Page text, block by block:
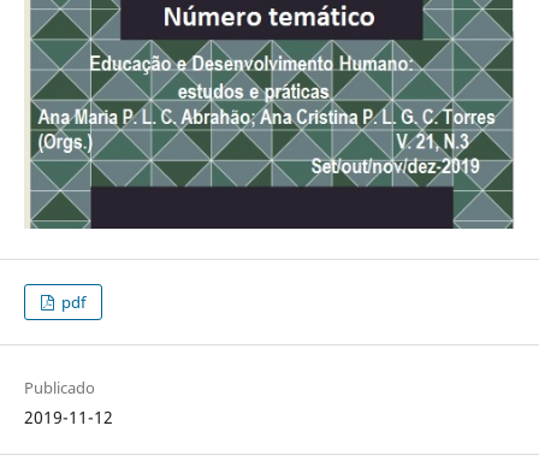
pdf
Publicado
2019-11-12